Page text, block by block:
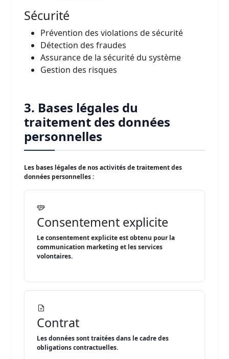
Sécurité
Prévention des violations de sécurité
Détection des fraudes
Assurance de la sécurité du système
Gestion des risques
3. Bases légales du
traitement des données
personnelles
Les bases légales de nos activités de traitement des
données personnelles :
Consentement explicite
Le consentement explicite est obtenu pour la
communication marketing et les services
volontaires.
Contrat
Les données sont traitées dans le cadre des
obligations contractuelles.